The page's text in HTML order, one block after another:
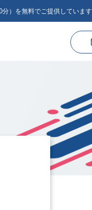
）を無料でご提供しています